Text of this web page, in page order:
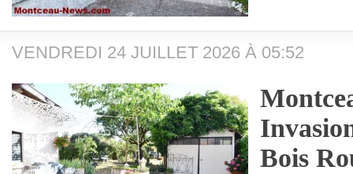
VENDREDI 24 JUILLET 2026 À 05:52
Bois